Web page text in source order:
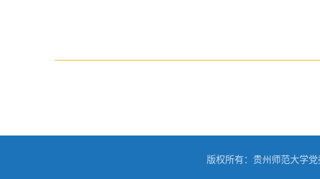
版权所有：贵州师范大学